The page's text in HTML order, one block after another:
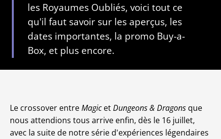
les Royaumes Oubliés, voici tout ce
qu'il faut savoir sur les aperçus, les
dates importantes, la promo Buy-a-
Box, et plus encore.
Le crossover entreMagicetDungeons & Dragons que
nous attendions tous arrive enfin, dès le 16 juillet,
avec la suite de notre série d'expériences légendaires